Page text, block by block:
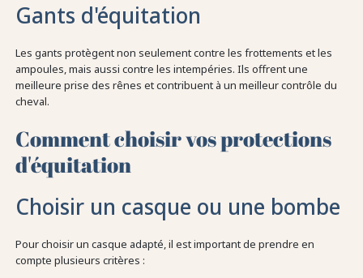
Gants d'équitation
Les gants protègent non seulement contre les frottements et les
ampoules, mais aussi contre les intempéries. Ils offrent une
meilleure prise des rênes et contribuent à un meilleur contrôle du
cheval.
Comment choisir vos protections
d'équitation
Choisir un casque ou une bombe
Pour choisir un casque adapté, il est important de prendre en
compte plusieurs critères :